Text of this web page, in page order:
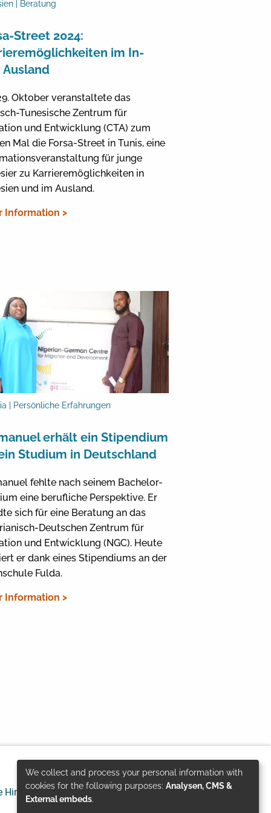
| Beratung
Street 2024:
im In-
Oktober veranstaltete das
Tunesische Zentrum für
und Entwicklung (CTA) zum
Mal die Forsa-Street in Tunis, eine
für junge
zu Karrieremöglichkeiten in
und im Ausland.
Information >
| Persönliche Erfahrungen
erhält ein Stipendium
Studium in Deutschland
fehlte nach seinem Bachelor-
eine berufliche Perspektive. Er
sich für eine Beratung an das
Deutschen Zentrum für
und Entwicklung (NGC). Heute
er dank eines Stipendiums an der
Fulda.
Information >
Hinweise Datenschutz © GIZ 2024
Use
We collect and process your personal information with
cookies for the following purposes: Analysen, CMS &
External embeds.